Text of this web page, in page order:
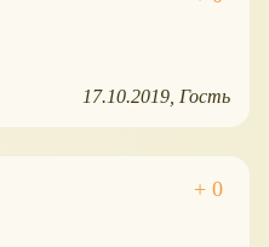
17.10.2019 Гость